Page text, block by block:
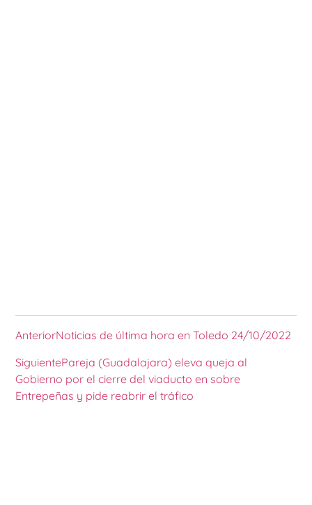
AnteriorNoticias de última hora en Toledo 24/10/2022
SiguientePareja (Guadalajara) eleva queja al
Gobierno por el cierre del viaducto en sobre
Entrepeñas y pide reabrir el tráfico